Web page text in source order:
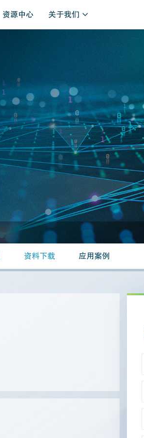
资源中心 关于我们
资料下载 应用案例